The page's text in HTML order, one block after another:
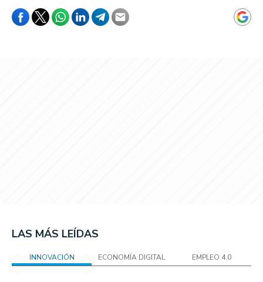
LAS MÁS LEÍDAS
INNOVACIÓN ECONOMÍA DIGITAL EMPLEO 4.0